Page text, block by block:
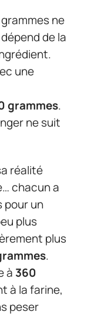
ne
de la
une
grammes.
ne suit
réalité
chacun a
pour un
plus
plus
.
à 360
à la farine,
peser